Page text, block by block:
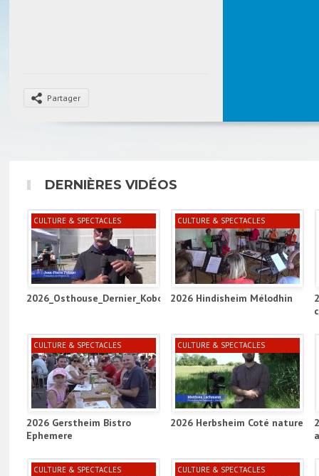
Partager
DERNIÈRES VIDÉOS
CULTURE & SPECTACLES
2026_Osthouse_Dernier_Kobold_Project_ill
CULTURE & SPECTACLES
2026 Hindisheim Mélodhin
CULTURE & SPECTACLES
2026 Gerstheim Bistro
Ephemere
CULTURE & SPECTACLES
2026 Herbsheim Coté nature
CULTURE & SPECTACLES CULTURE & SPECTACLES